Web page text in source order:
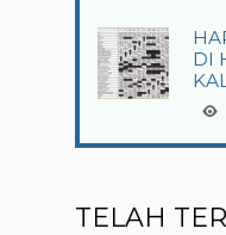
DI
TELAH